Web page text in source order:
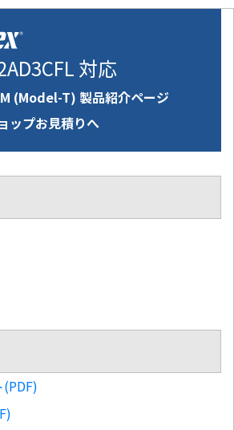
対応
(Model-T) 製品紹介ページ
ップお見積りへ